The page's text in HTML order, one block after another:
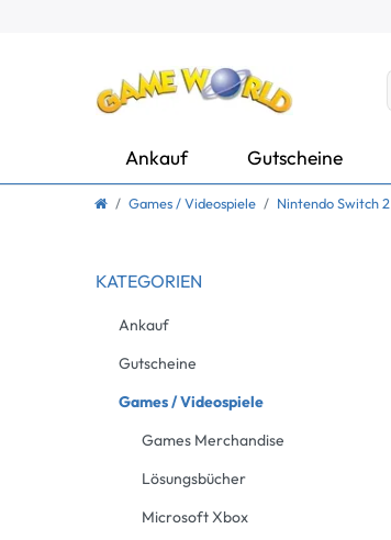
Ankauf Gutscheine
Games / Videospiele Nintendo Switch 2
KATEGORIEN
Ankauf
Gutscheine
Games / Videospiele
Games Merchandise
Lösungsbücher
Microsoft Xbox